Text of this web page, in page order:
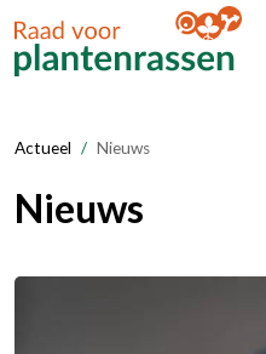
Actueel Nieuws
Nieuws